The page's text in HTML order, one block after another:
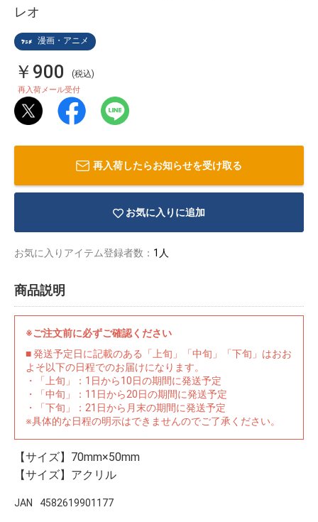
漫画・アニメ
レオ
￥900 (税込)
再入荷メール受付
再入荷したらお知らせを受け取る
お気に入りに追加
お気に入りアイテム登録者数： 1人
商品説明
※ご注文前に必ずご確認ください
■ 発送予定日に記載のある「上旬」「中旬」「下旬」はおお
よそ以下の日程でのお届けになります。
・「上旬」：1日から10日の期間に発送予定
・「中旬」：11日から20日の期間に発送予定
・「下旬」：21日から月末の期間に発送予定
※具体的な日程の明示はできませんのでご了承ください。
【サイズ】70mm×50mm
【サイズ】アクリル
JAN 4582619901177
イラストレ
ーター
アダルトグ
ッズ